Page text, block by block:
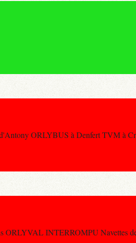
ORLYBUS à Denfert TVM à
ORLYVAL INTERROMPU Navettes